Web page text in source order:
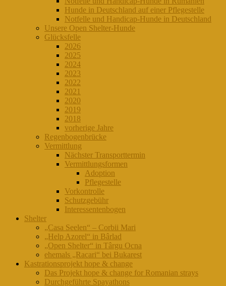
Hunde in Deutschland auf einer Pflegestelle
Notfelle und Handicap-Hunde in Deutschland
Unsere Open Shelter-Hunde
Glücksfelle
2026
2025
2024
2023
2022
2021
2020
2019
2018
vorherige Jahre
Regenbogenbrücke
Vermittlung
Nächster Transporttermin
Vermittlungsformen
Adoption
Pflegestelle
Vorkontrolle
Schutzgebühr
Interessentenbogen
Shelter
„Casa Seelen“ – Corbii Mari
„Help Azorel“ in Bârlad
„Open Shelter“ in Târgu Ocna
ehemals „Racari“ bei Bukarest
Kastrationsprojekt hope & change
Das Projekt hope & change for Romanian strays
Durchgeführte Spayathons